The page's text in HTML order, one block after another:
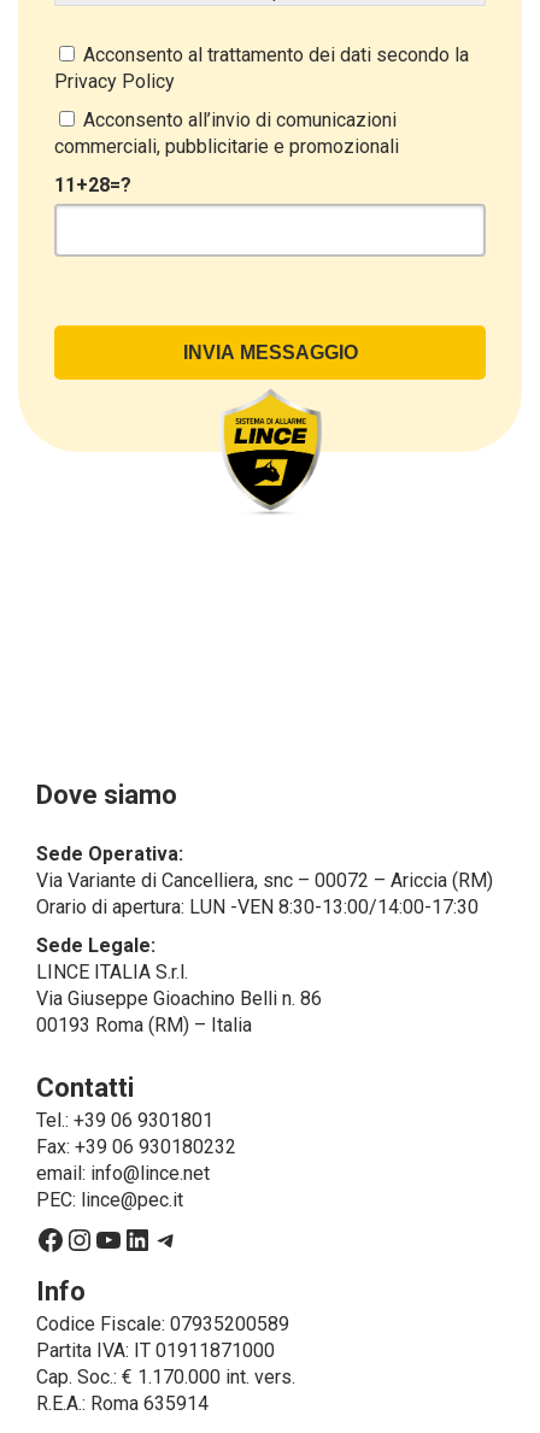
particolare:
Titolare del Trattamento
Il Titolare del Trattamento è LINCE ITALIA S.r.l., con
sede in Via Variante di Cancelliera snc 00072 –
Ariccia (RM). L’interessato può esercitare i
propri diritti inviando una raccomandata alla sede
Oggetto del Trattamento
di contatto, così come altri dati necessari ai fini della
fatturazione, come l’indirizzo). Con riferimento a
questi ultimi, cogliamo l’occasione per
sottolineare che i dati delle persone fisiche sono
sempre qualificati come personali, mentre le persone
giuridiche sono in via generale escluse
dal campo di applicazione del GDPR (artt. 1 e 4 del
Alcuni segmenti dell’attività richiesta potrebbero
l’espletamento di alcune attività determinate a
società esterne che presentano le garanzie richieste
dal GDPR, abilitandole e a compiere
operazioni determinate per conto di LINCE ITALIA e
conformemente alle istruzioni fornite da
quest’ultima sulla base di specifico accordo per la
gestione dei dati.
• Il trattamento di dati personali si compone di tutte le
operazioni necessarie per finalità di servizio, ossia
per consentire a LINCE
ITALIA di erogare il servizio richiesto, spedire i
prodotti acquistati, fornirle le informazioni relative a
posti in capo a LINCE ITALIA dalla legge. In questo
con l’adempimento di obblighi legali,
è il consenso espresso dall’interessato.
• Un trattamento ulteriore che può essere realizzato
da LINCE ITALIA – solo se espressamente
autorizzata dall’interessato prestando
Acconsento al trattamento dei dati secondo la
Privacy Policy
Acconsento all’invio di comunicazioni
commerciali, pubblicitarie e promozionali
11+28=?
Dove siamo
Sede Operativa:
Via Variante di Cancelliera, snc – 00072 – Ariccia (RM)
Orario di apertura: LUN -VEN 8:30-13:00/14:00-17:30
Sede Legale:
LINCE ITALIA S.r.l.
Via Giuseppe Gioachino Belli n. 86
00193 Roma (RM) – Italia
Contatti
Tel.: +39 06 9301801
Fax: +39 06 930180232
email: info@lince.net
PEC: lince@pec.it
Facebook
Instagram
YouTube
LinkedIn
Telegram
Info
Codice Fiscale: 07935200589
Partita IVA: IT 01911871000
Cap. Soc.: € 1.170.000 int. vers.
R.E.A.: Roma 635914